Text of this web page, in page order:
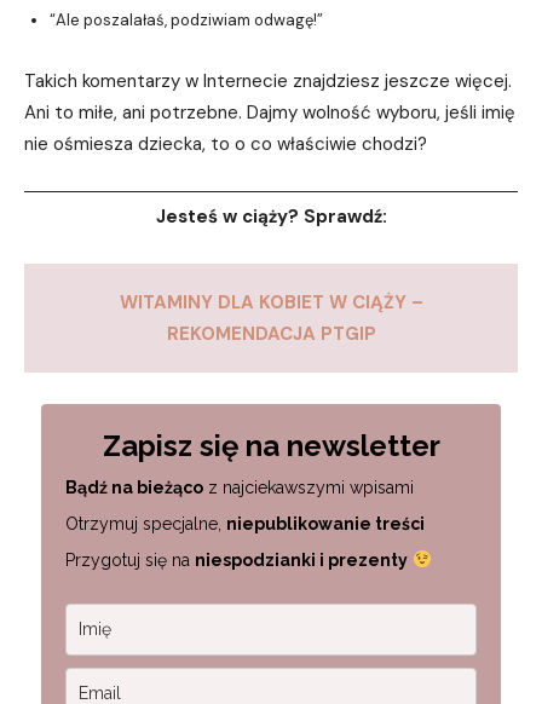
“Ale poszalałaś, podziwiam odwagę!”
Takich komentarzy w Internecie znajdziesz jeszcze więcej.
Ani to miłe, ani potrzebne. Dajmy wolność wyboru, jeśli imię
nie ośmiesza dziecka, to o co właściwie chodzi?
Jesteś w ciąży? Sprawdź:
WITAMINY DLA KOBIET W CIĄŻY –
REKOMENDACJA PTGIP
Zapisz się na newsletter
Bądź na bieżąco z najciekawszymi wpisami
Otrzymuj specjalne, niepublikowanie treści
Przygotuj się na niespodzianki i prezenty